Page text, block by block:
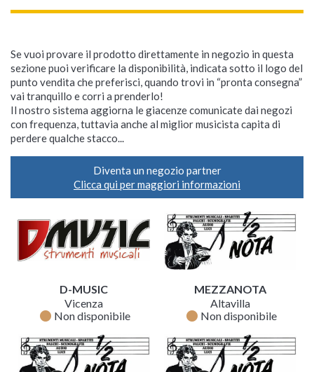
Se vuoi provare il prodotto direttamente in negozio in questa
sezione puoi verificare la disponibilità, indicata sotto il logo del
punto vendita che preferisci, quando trovi in “pronta consegna”
vai tranquillo e corri a prenderlo!
Il nostro sistema aggiorna le giacenze comunicate dai negozi
con frequenza, tuttavia anche al miglior musicista capita di
perdere qualche stacco...
Diventa un negozio partner
Clicca qui per maggiori informazioni
D-MUSIC
Vicenza
fiber_manual_record Non disponibile
MEZZANOTA
Altavilla
fiber_manual_record Non disponibile